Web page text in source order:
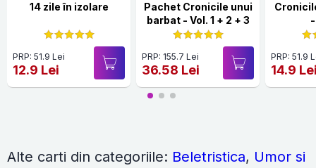
14 zile în izolare
PRP: 51.9 Lei
12.9 Lei
Pachet Cronicile unui
barbat - Vol. 1 + 2 + 3
PRP: 155.7 Lei
36.58 Lei
PRP: 51.9
14.9
Alte carti din categoriile: Beletristica, Umor si